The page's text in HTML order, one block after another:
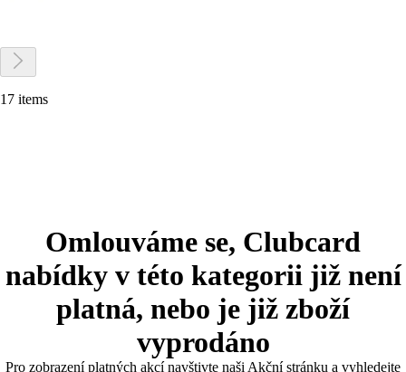
17 items
Omlouváme se, Clubcard
nabídky v této kategorii již není
platná, nebo je již zboží
vyprodáno
Pro zobrazení platných akcí navštivte naši Akční stránku a vyhledejte